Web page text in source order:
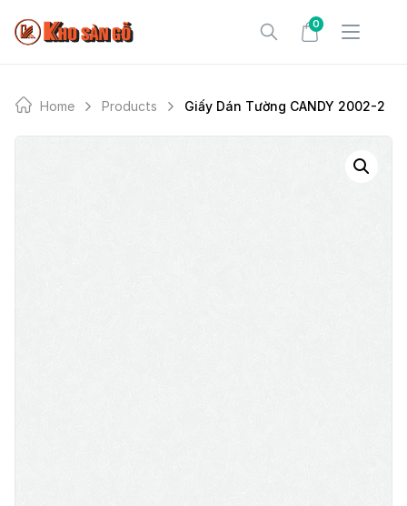
0
Home Products Giấy Dán Tường CANDY 2002-2